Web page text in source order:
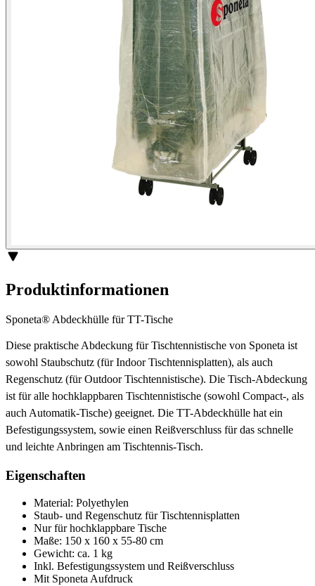
Produktinformationen
Sponeta® Abdeckhülle für TT-Tische
Diese praktische Abdeckung für Tischtennistische von Sponeta ist
sowohl Staubschutz (für Indoor Tischtennisplatten), als auch
Regenschutz (für Outdoor Tischtennistische). Die Tisch-Abdeckung
ist für alle hochklappbaren Tischtennistische (sowohl Compact-, als
auch Automatik-Tische) geeignet. Die TT-Abdeckhülle hat ein
Befestigungssystem, sowie einen Reißverschluss für das schnelle
und leichte Anbringen am Tischtennis-Tisch.
Eigenschaften
Material: Polyethylen
Staub- und Regenschutz für Tischtennisplatten
Nur für hochklappbare Tische
Maße: 150 x 160 x 55-80 cm
Gewicht: ca. 1 kg
Inkl. Befestigungssystem und Reißverschluss
Mit Sponeta Aufdruck